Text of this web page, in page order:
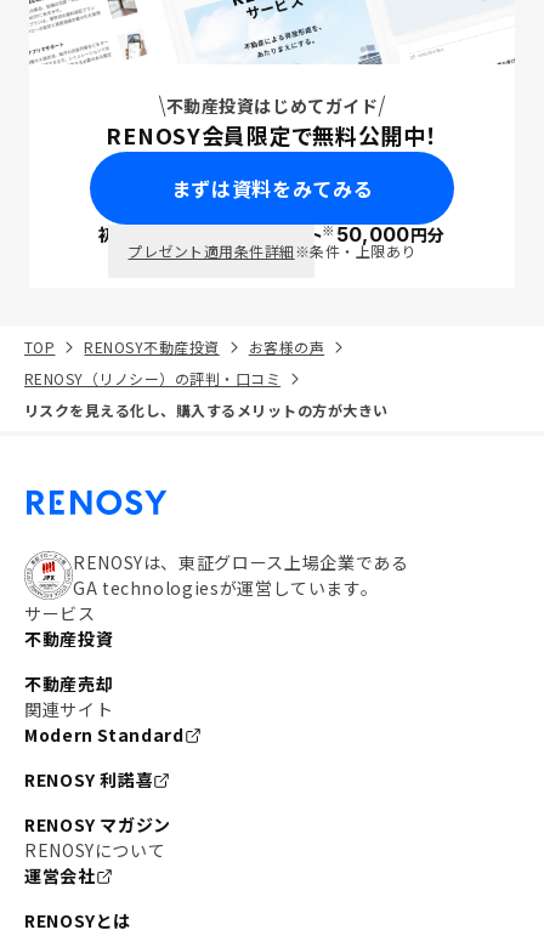
不動産投資はじめてガイド
RENOSY会員限定で無料公開中！
まずは資料をみてみる
初回面談で ポイント※50,000円分
プレゼント適用条件詳細※条件・上限あり
TOP RENOSY不動産投資
お客様の声
RENOSY（リノシー）の評判・口コミ
リスクを見える化し、購入するメリットの方が大きい
RENOSYは、東証グロース上場企業である
GA technologiesが運営しています。
サービス
不動産投資
不動産売却
関連サイト
Modern Standard
RENOSY 利諾喜
RENOSY マガジン
RENOSYについて
運営会社
RENOSYとは